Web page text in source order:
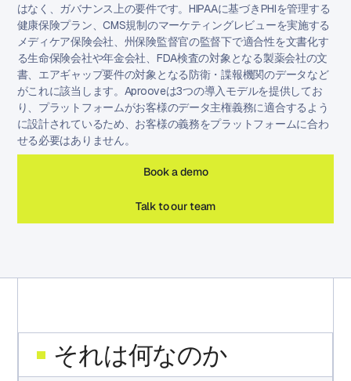
はなく、ガバナンス上の要件です。HIPAAに基づきPHIを管理する
健康保険プラン、CMS規制のマーケティングレビューを実施する
メディケア保険会社、州保険監督官の監督下で適合性を文書化す
る生命保険会社や年金会社、FDA検査の対象となる製薬会社の文
書、エアギャップ要件の対象となる防衛・諜報機関のデータなど
がこれに該当します。Aprooveは3つの導入モデルを提供してお
り、プラットフォームがお客様のデータ主権義務に適合するよう
に設計されているため、お客様の義務をプラットフォームに合わ
せる必要はありません。
Book a demo
Talk to our team
それは何なのか